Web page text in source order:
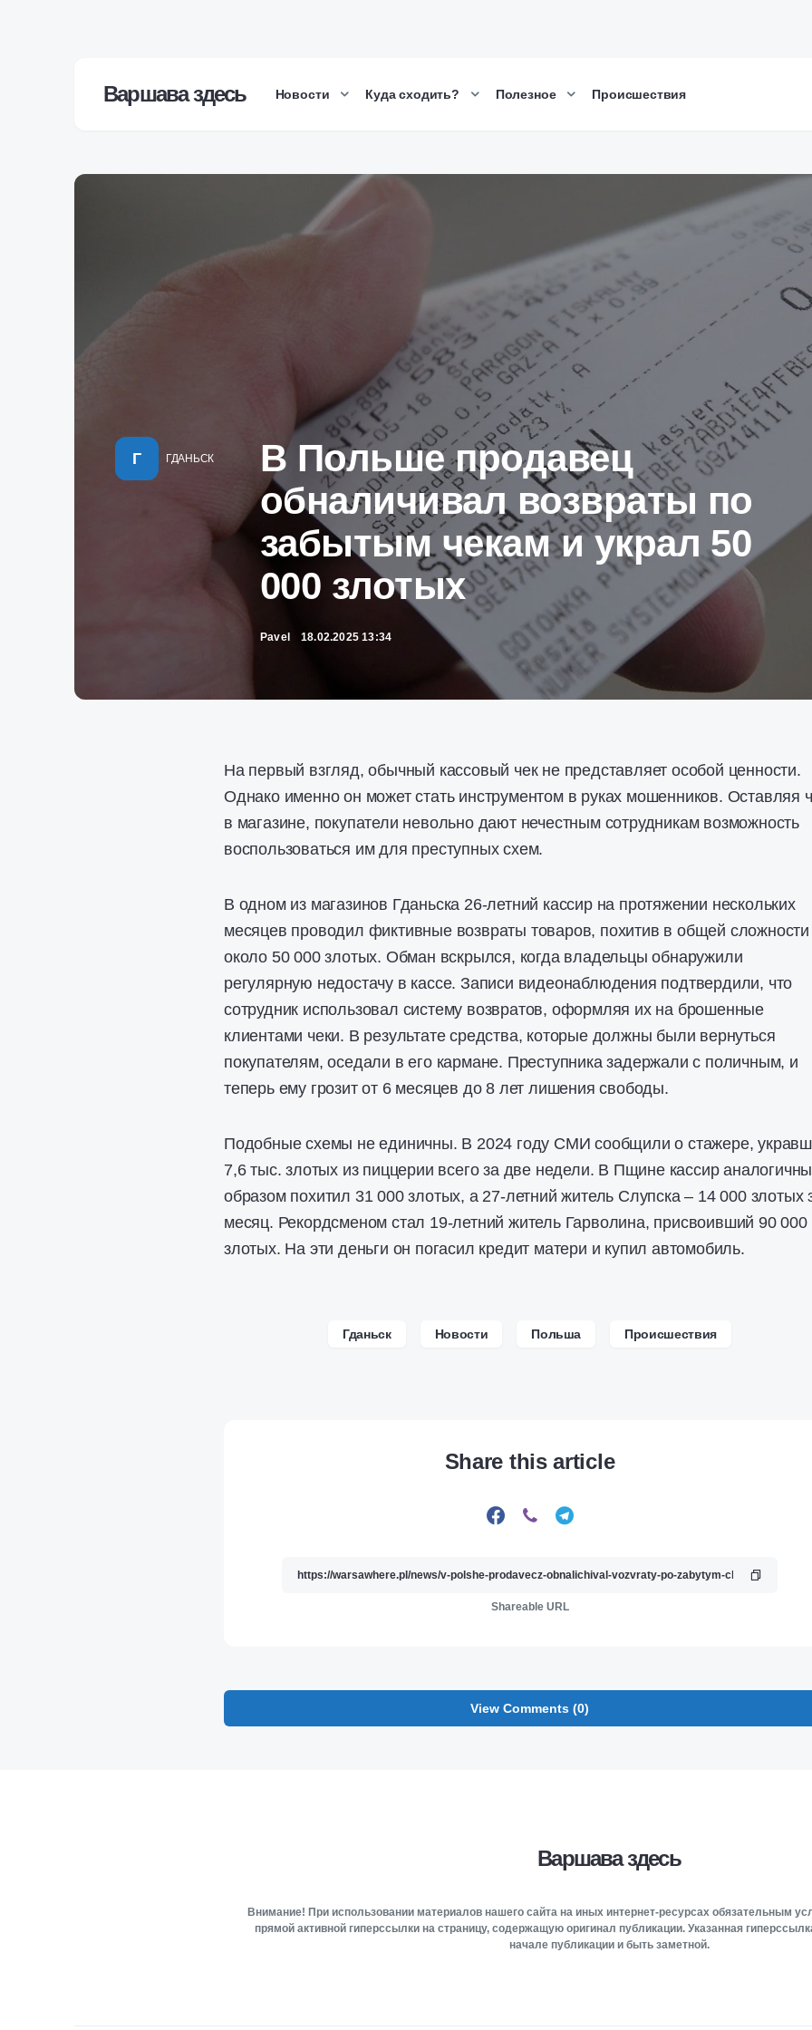
Варшава здесь Новости Куда сходить? Полезное Происшествия
Г ГДАНЬСК
В Польше продавец
обналичивал возвраты по
забытым чекам и украл 50
000 злотых
Pavel 18.02.2025 13:34
На первый взгляд, обычный кассовый чек не представляет особой ценности.
Однако именно он может стать инструментом в руках мошенников. Оставляя
в магазине, покупатели невольно дают нечестным сотрудникам возможность
воспользоваться им для преступных схем.
В одном из магазинов Гданьска 26-летний кассир на протяжении нескольких
месяцев проводил фиктивные возвраты товаров, похитив в общей сложности
около 50 000 злотых. Обман вскрылся, когда владельцы обнаружили
регулярную недостачу в кассе. Записи видеонаблюдения подтвердили, что
сотрудник использовал систему возвратов, оформляя их на брошенные
клиентами чеки. В результате средства, которые должны были вернуться
покупателям, оседали в его кармане. Преступника задержали с поличным, и
теперь ему грозит от 6 месяцев до 8 лет лишения свободы.
Подобные схемы не единичны. В 2024 году СМИ сообщили о стажере,
7,6 тыс. злотых из пиццерии всего за две недели. В Пщине кассир
образом похитил 31 000 злотых, а 27-летний житель Слупска – 14 000 злотых
месяц. Рекордсменом стал 19-летний житель Гарволина, присвоивший 90 000
злотых. На эти деньги он погасил кредит матери и купил автомобиль.
Гданьск Новости Польша Происшествия
Share this article
Shareable URL
View Comments (0)
Варшава здесь
Внимание! При использовании материалов нашего сайта на иных интернет-ресурсах обязательным
прямой активной гиперссылки на страницу, содержащую оригинал публикации. Указанная
начале публикации и быть заметной.